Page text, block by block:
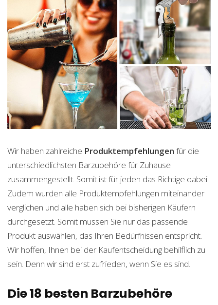
Wir haben zahlreiche Produktempfehlungen für die
unterschiedlichsten Barzubehöre für Zuhause
zusammengestellt. Somit ist für jeden das Richtige dabei.
Zudem wurden alle Produktempfehlungen miteinander
verglichen und alle haben sich bei bisherigen Käufern
durchgesetzt. Somit müssen Sie nur das passende
Produkt auswählen, das Ihren Bedürfnissen entspricht.
Wir hoffen, Ihnen bei der Kaufentscheidung behilflich zu
sein. Denn wir sind erst zufrieden, wenn Sie es sind.
Die 18 besten Barzubehöre